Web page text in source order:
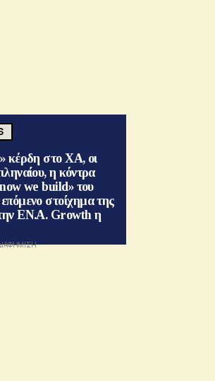
κέρδη στο ΧΑ, οι
η κόντρα
we build» του
στοίχημα της
ΕΝ.Α. Growth η